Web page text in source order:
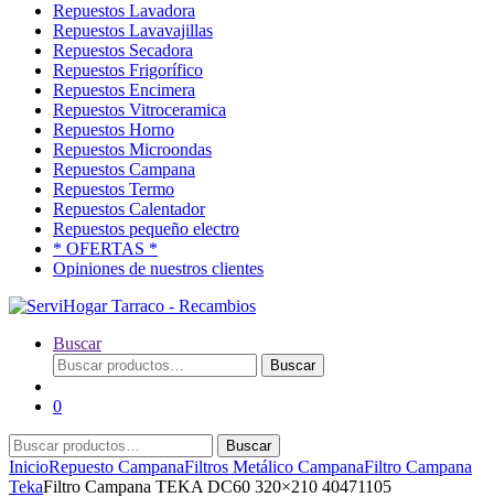
Repuestos Lavadora
Repuestos Lavavajillas
Repuestos Secadora
Repuestos Frigorífico
Repuestos Encimera
Repuestos Vitroceramica
Repuestos Horno
Repuestos Microondas
Repuestos Campana
Repuestos Termo
Repuestos Calentador
Repuestos pequeño electro
* OFERTAS *
Opiniones de nuestros clientes
Buscar
Buscar
por:
Buscar
0
Buscar
por:
Buscar
InicioRepuesto CampanaFiltros Metálico CampanaFiltro Campana
TekaFiltro Campana TEKA DC60 320×210 40471105